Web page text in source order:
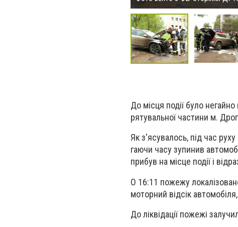
До місця події було
рятувальної частини м.
Як з'ясувалось, під час
гаючи часу зупинив
прибув на місце події і
О 16:11 пожежу
моторний відсік
До ліквідації пожежі